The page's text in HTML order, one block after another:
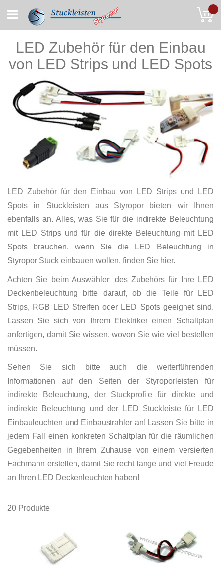
to
Content
LED Zubehör für den Einbau
von LED Strips und LED Spots
LED Zubehör für den Einbau von LED Strips und LED
Spots in Stuckleisten aus Styropor bieten wir Ihnen
ebenfalls an. Alles, was Sie für die indirekte Beleuchtung
mit LED Strips und für die direkte Beleuchtung mit LED
Spots brauchen, wenn Sie die LED Beleuchtung in
Styropor Stuck einbauen wollen, finden Sie hier.
Achten Sie beim Auswählen des Zubehörs für Ihre LED
Deckenbeleuchtung bitte darauf, ob die Teile für LED
Strips, RGB LED Streifen oder LED Spots geeignet sind.
Lassen Sie sich von Ihrem Elektriker einen Schaltplan
anfertigen, damit Sie wissen, wovon Sie wie viel bestellen
müssen.
Sehen Sie sich bitte auch die weiterführenden
Informationen auf den Seiten der Styroporleisten für
indirekte Beleuchtung, der Stuckprofile für direkte und
indirekte Beleuchtung und der LED Stuckleiste für LED
Einbauleuchten und Einbaustrahler an! Lassen Sie bitte in
jedem Fall einen konkreten Schaltplan für die räumlichen
Gegebenheiten in Ihrem Zuhause von einem versierten
Fachmann erstellen, damit Sie recht lange und viel Freude
an Ihren LED Deckenleuchten haben!
20 Produkte